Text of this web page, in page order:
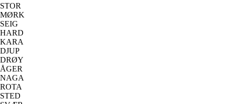
STOR
MØRK
SEIG
HARD
KARA
DJUP
DRØY
ÅGER
NAGA
ROTA
STED